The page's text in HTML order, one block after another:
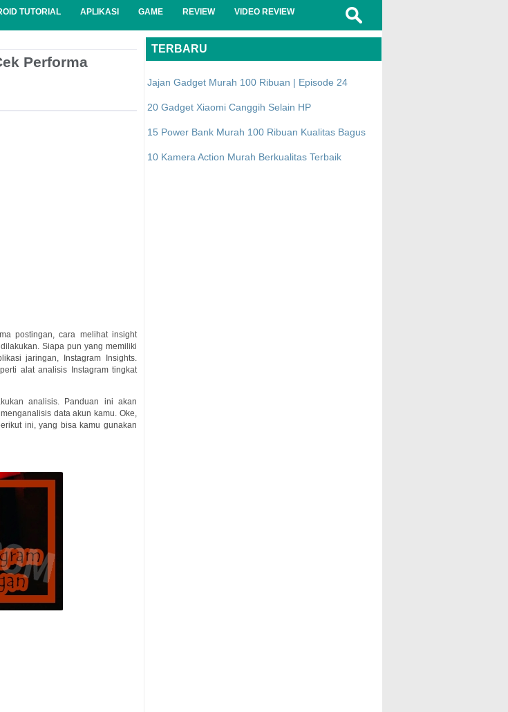
TUTORIAL APLIKASI GAME REVIEW VIDEO REVIEW
Performa
postingan, cara melihat insight
Siapa pun yang memiliki
jaringan, Instagram Insights.
alat analisis Instagram tingkat
analisis. Panduan ini akan
data akun kamu. Oke,
ini, yang bisa kamu gunakan
TERBARU
Jajan Gadget Murah 100 Ribuan | Episode 24
20 Gadget Xiaomi Canggih Selain HP
15 Power Bank Murah 100 Ribuan Kualitas Bagus
10 Kamera Action Murah Berkualitas Terbaik